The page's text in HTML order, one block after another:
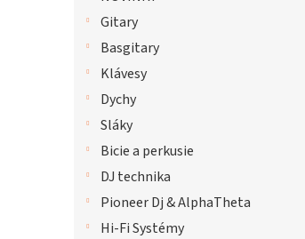
Gitary
Basgitary
Klávesy
Dychy
Sláky
Bicie a perkusie
DJ technika
Pioneer Dj & AlphaTheta
Hi-Fi Systémy